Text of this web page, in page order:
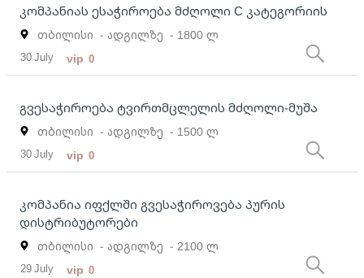
კომპანიას ესაჭიროება მძღოლი C კატეგორიის
თბილისი - ადგილზე - 1800 ლ
30 July vip 0
გვესაჭიროება ტვირთმცლელის მძღოლი-მუშა
თბილისი - ადგილზე - 1500 ლ
30 July vip 0
კომპანია იფქლში გვესაჭიროვება პურის
დისტრიბუტორები
თბილისი - ადგილზე - 2100 ლ
29 July vip 0